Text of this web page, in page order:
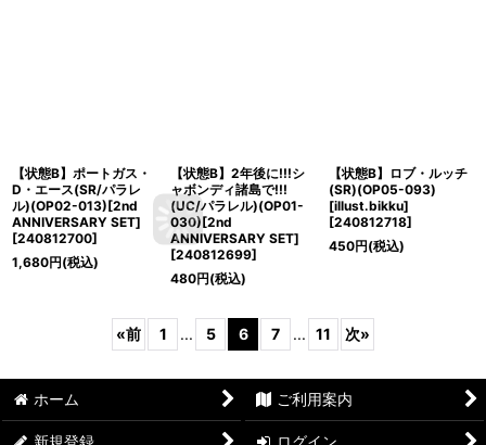
【状態B】ポートガス・
D・エース(SR/パラレ
ル)(OP02-013)[2nd
ANNIVERSARY SET]
[240812700]
1,680円(税込)
【状態B】2年後に!!!シ
ャボンディ諸島で!!!
(UC/パラレル)(OP01-
030)[2nd
ANNIVERSARY SET]
[240812699]
480円(税込)
【状態B】ロブ・ルッチ
(SR)(OP05-093)
[illust.bikku]
[240812718]
450円(税込)
«前 1 ... 5 6 7 ... 11 次»
ホーム ご利用案内